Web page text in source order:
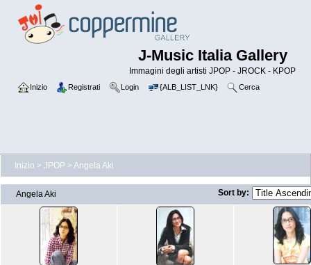
J-Music Italia Gallery
Immagini degli artisti JPOP - JROCK - KPOP
Inizio Registrati Login {ALB_LIST_LNK} Cerca
Inizio > JPOP >Angela Aki
Angela Aki Sort by: